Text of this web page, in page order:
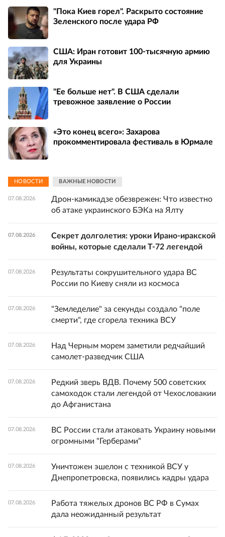
"Пока Киев горел". Раскрыто состояние
Зеленского после удара РФ
США: Иран готовит 100-тысячную армию
для Украины
"Ее больше нет". В США сделали
тревожное заявление о России
«Это конец всего»: Захарова
прокомментировала фестиваль в Юрмале
НОВОСТИ ВАЖНЫЕ НОВОСТИ
07.08.2026
Дрон-камикадзе обезврежен: Что известно
об атаке украинского БЭКа на Ялту
07.08.2026
Секрет долголетия: уроки Ирано-иракской
войны, которые сделали Т-72 легендой
07.08.2026
Результаты сокрушительного удара ВС
России по Киеву сняли из космоса
07.08.2026
"Земледелие" за секунды создало "поле
смерти", где сгорела техника ВСУ
07.08.2026
Над Черным морем заметили редчайший
самолет-разведчик США
07.08.2026
Редкий зверь ВДВ. Почему 500 советских
самоходок стали легендой от Чехословакии
до Афганистана
07.08.2026
ВС России стали атаковать Украину новыми
огромными "Герберами"
07.08.2026
Уничтожен эшелон с техникой ВСУ у
Днепропетровска, появились кадры удара
07.08.2026
Работа тяжелых дронов ВС РФ в Сумах
дала неожиданный результат